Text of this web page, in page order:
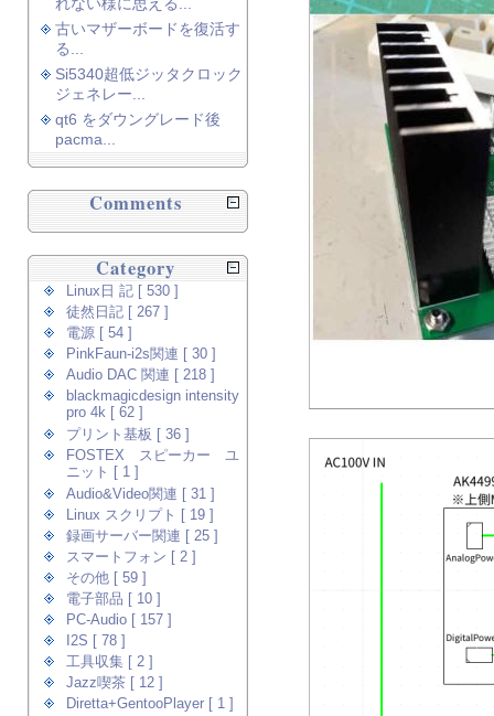
古いマザーボードを復活す
る...
Si5340超低ジッタクロック
ジェネレー...
qt6 をダウングレード後
pacma...
Comments
Category
Linux日 記 [ 530 ]
徒然日記 [ 267 ]
電源 [ 54 ]
PinkFaun-i2s関連 [ 30 ]
Audio DAC 関連 [ 218 ]
blackmagicdesign intensity
pro 4k [ 62 ]
プリント基板 [ 36 ]
FOSTEX スピーカー ユ
ニット [ 1 ]
Audio&Video関連 [ 31 ]
Linux スクリプト [ 19 ]
録画サーバー関連 [ 25 ]
スマートフォン [ 2 ]
その他 [ 59 ]
電子部品 [ 10 ]
PC-Audio [ 157 ]
I2S [ 78 ]
工具収集 [ 2 ]
Jazz喫茶 [ 12 ]
Diretta+GentooPlayer [ 1 ]